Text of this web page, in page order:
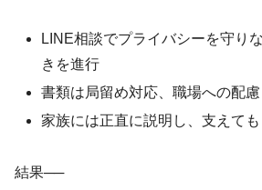
LINE相談でプライバシーを守り
きを進行
書類は局留め対応、職場への配
家族には正直に説明し、支えても
結果──